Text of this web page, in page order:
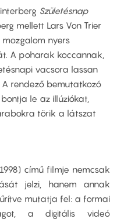
Születésnap
mellett Lars Von Trier
nyers
A poharak koccannak,
vacsora lassan
rendező bemutatkozó
le az illúziókat,
törik a látszat
című filmje nemcsak
jelzi, hanem annak
mutatja fel: a formai
a digitális videó